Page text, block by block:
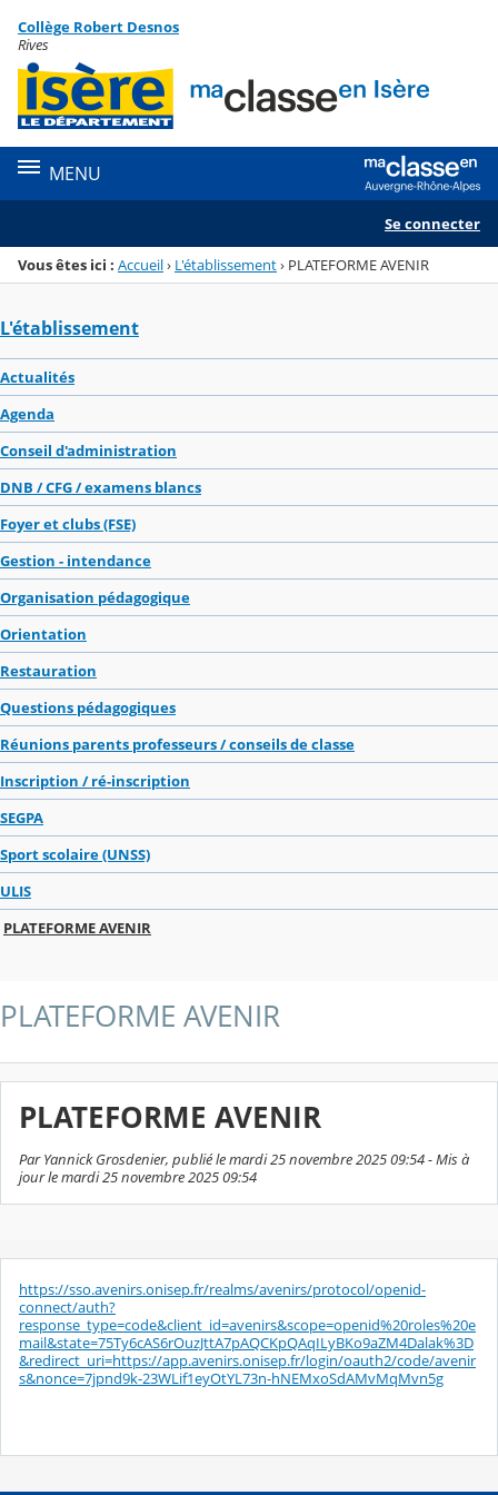
Menu de la rubrique
Contenu
Collège Robert Desnos
Rives
MENU
Se connecter
Vous êtes ici : Accueil› L'établissement› PLATEFORME AVENIR
L'établissement
Actualités
Agenda
Conseil d'administration
DNB / CFG / examens blancs
Foyer et clubs (FSE)
Gestion - intendance
Organisation pédagogique
Orientation
Restauration
Questions pédagogiques
Réunions parents professeurs / conseils de classe
Inscription / ré-inscription
SEGPA
Sport scolaire (UNSS)
ULIS
PLATEFORME AVENIR
PLATEFORME AVENIR
PLATEFORME AVENIR
Par Yannick Grosdenier, publié le mardi 25 novembre 2025 09:54 - Mis à
jour le mardi 25 novembre 2025 09:54
https://sso.avenirs.onisep.fr/realms/avenirs/protocol/openid-
connect/auth?
response_type=code&client_id=avenirs&scope=openid%20roles%20e
mail&state=75Ty6cAS6rOuzJttA7pAQCKpQAqILyBKo9aZM4Dalak%3D
&redirect_uri=https://app.avenirs.onisep.fr/login/oauth2/code/avenir
s&nonce=7jpnd9k-23WLif1eyOtYL73n-hNEMxoSdAMvMqMvn5g